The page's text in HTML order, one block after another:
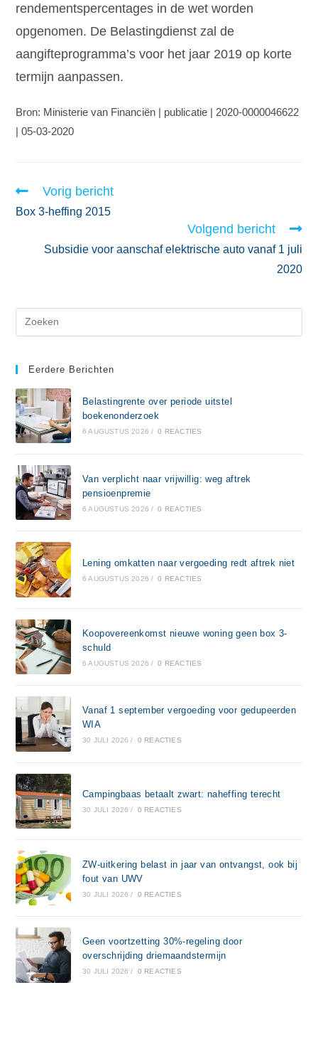
rendementspercentages in de wet worden
opgenomen. De Belastingdienst zal de
aangifteprogramma’s voor het jaar 2019 op korte
termijn aanpassen.
Bron: Ministerie van Financiën | publicatie | 2020-0000046622
| 05-03-2020
Vorig bericht
Box 3-heffing 2015
Volgend bericht
Subsidie voor aanschaf elektrische auto vanaf 1 juli
2020
Eerdere Berichten
Belastingrente over periode uitstel
boekenonderzoek
6 AUGUSTUS 2026 / 0 REACTIES
Van verplicht naar vrijwillig: weg aftrek
pensioenpremie
6 AUGUSTUS 2026 / 0 REACTIES
Lening omkatten naar vergoeding redt aftrek niet
6 AUGUSTUS 2026 / 0 REACTIES
Koopovereenkomst nieuwe woning geen box 3-
schuld
6 AUGUSTUS 2026 / 0 REACTIES
Vanaf 1 september vergoeding voor gedupeerden
WIA
30 JULI 2026 / 0 REACTIES
Campingbaas betaalt zwart: naheffing terecht
30 JULI 2026 / 0 REACTIES
ZW-uitkering belast in jaar van ontvangst, ook bij
fout van UWV
30 JULI 2026 / 0 REACTIES
Geen voortzetting 30%-regeling door
overschrijding driemaandstermijn
30 JULI 2026 / 0 REACTIES